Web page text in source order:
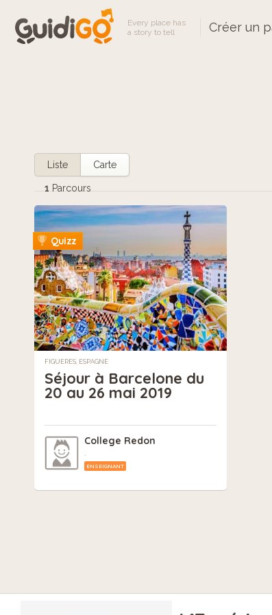
Every place has
a story to tell
Créer un
Liste Carte
1 Parcours
Quizz
FIGUERES, ESPAGNE
Séjour à Barcelone du
20 au 26 mai 2019
College Redon
.
ENSEIGNANT